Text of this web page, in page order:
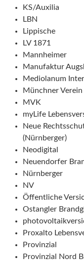
KS/Auxilia
LBN
Lippische
LV 1871
Mannheimer
Manufaktur
Mediolanum
Münchner Verein
MVK
myLife
Neue
(Nürnberger)
Neodigital
Neuendorfer
Nürnberger
NV
Öffentliche
Ostangler
Proxalto
Provinzial
Provinzial Nord